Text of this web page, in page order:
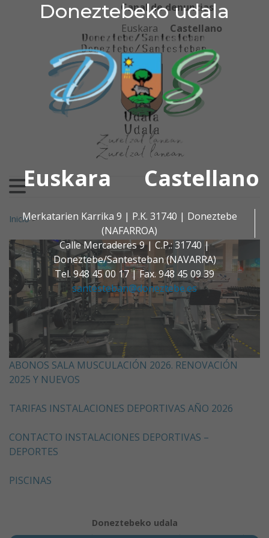
Doneztebeko udala
Euskara Castellano
Merkatarien Karrika 9 | P.K. 31740 | Doneztebe
(NAFARROA)
Calle Mercaderes 9 | C.P.: 31740 |
Doneztebe/Santesteban (NAVARRA)
Tel. 948 45 00 17 | Fax. 948 45 09 39
santesteban@doneztebe.es
Ir al contenido
Doneztebeko udala
Canal de denuncias
Euskara
Castellano
Buscar:
Inicio>
ABONOS SALA MUSCULACIÓN 2026. RENOVACIÓN
2025 Y NUEVOS
TARIFAS INSTALACIONES DEPORTIVAS AÑO 2026
CONTACTO INSTALACIONES DEPORTIVAS –
DEPORTES
PISCINAS
Doneztebeko udala